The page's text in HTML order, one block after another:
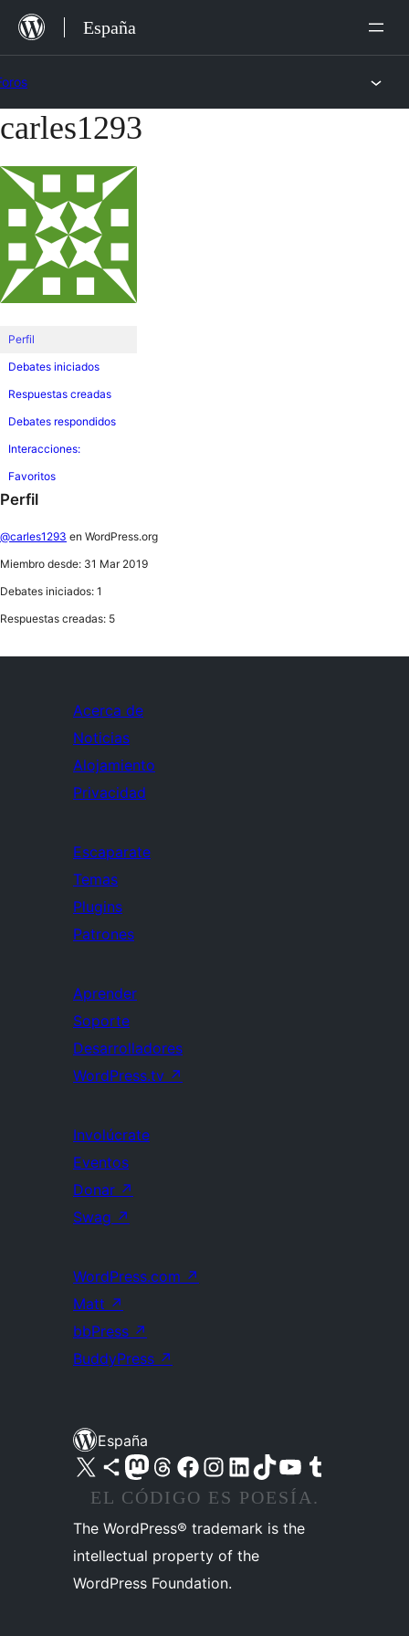
Saltar
España
Saltar
contenido
carles1293
Perfil
Debates iniciados
Respuestas creadas
Debates respondidos
Interacciones:
Favoritos
Perfil
@carles1293 en WordPress.org
Miembro desde: 31 Mar 2019
Debates iniciados: 1
Respuestas creadas: 5
Acerca de
Noticias
Alojamiento
Privacidad
Escaparate
Temas
Plugins
Patrones
Aprender
Soporte
Desarrolladores
WordPress.tv ↗
Involúcrate
Eventos
Donar ↗
Swag ↗
WordPress.com ↗
Matt ↗
bbPress ↗
BuddyPress ↗
España
Visita nuestra cuenta de X (anteriormente Twitter)
Visita nuestra cuenta de Bluesky
Visita nuestra cuenta de Mastodon
Visita nuestra cuenta de Threads
Visita nuestra página de Facebook
Visita nuestra cuenta de Instagram
Visita nuestra cuenta de LinkedIn
Visita nuestra cuenta de TikTok
Visita nuestro canal de YouTube
Visita nuestra cuenta de Tumblr
EL CÓDIGO ES POESÍA.
The WordPress® trademark is the
intellectual property of the
WordPress Foundation.